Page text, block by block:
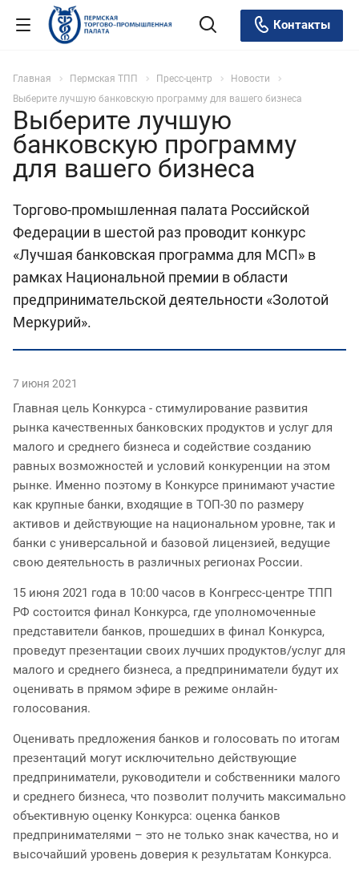
Контакты
Главная Пермская ТПП Пресс-центр
Новости
Выберите лучшую банковскую программу для вашего бизнеса
Выберите лучшую
банковскую программу
для вашего бизнеса
Торгово-промышленная палата Российской
Федерации в шестой раз проводит конкурс
«Лучшая банковская программа для МСП» в
рамках Национальной премии в области
предпринимательской деятельности «Золотой
Меркурий».
7 июня 2021
Главная цель Конкурса - стимулирование развития
рынка качественных банковских продуктов и услуг для
малого и среднего бизнеса и содействие созданию
равных возможностей и условий конкуренции на этом
рынке. Именно поэтому в Конкурсе принимают участие
как крупные банки, входящие в ТОП-30 по размеру
активов и действующие на национальном уровне, так и
банки с универсальной и базовой лицензией, ведущие
свою деятельность в различных регионах России.
15 июня 2021 года в 10:00 часов в Конгресс-центре ТПП
РФ состоится финал Конкурса, где уполномоченные
представители банков, прошедших в финал Конкурса,
проведут презентации своих лучших продуктов/услуг для
малого и среднего бизнеса, а предприниматели будут их
оценивать в прямом эфире в режиме онлайн-
голосования.
Оценивать предложения банков и голосовать по итогам
презентаций могут исключительно действующие
предприниматели, руководители и собственники малого
и среднего бизнеса, что позволит получить максимально
объективную оценку Конкурса: оценка банков
предпринимателями – это не только знак качества, но и
высочайший уровень доверия к результатам Конкурса.